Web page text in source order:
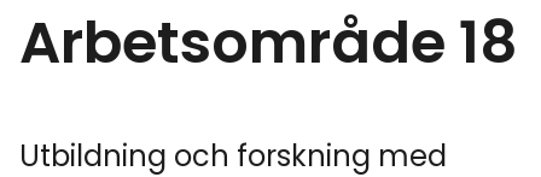
Arbetsområde 18
Utbildning och forskning med